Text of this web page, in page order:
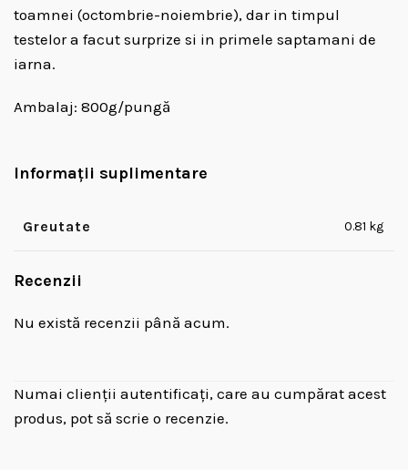
toamnei (octombrie-noiembrie), dar in timpul
testelor a facut surprize si in primele saptamani de
iarna.
Ambalaj: 800g/pungă
Informații suplimentare
Greutate 0.81 kg
Recenzii
Nu există recenzii până acum.
Numai clienții autentificați, care au cumpărat acest
produs, pot să scrie o recenzie.